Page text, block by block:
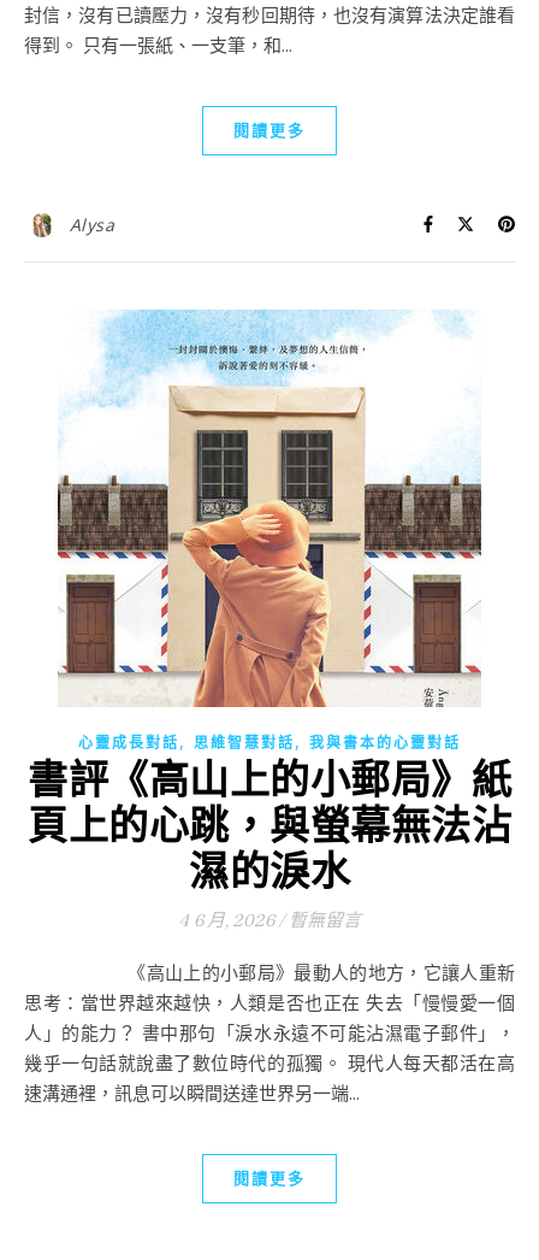
封信，沒有已讀壓力，沒有秒回期待，也沒有演算法決定誰看
得到。 只有一張紙、一支筆，和...
閱讀更多
Alysa
心靈成長對話, 思維智慧對話, 我與書本的心靈對話
書評《高山上的小郵局》紙
頁上的心跳，與螢幕無法沾
濕的淚水
4 6 月, 2026 / 暫無留言
《高山上的小郵局》最動人的地方，它讓人重新
思考：當世界越來越快，人類是否也正在 失去「慢慢愛一個
人」的能力？ 書中那句「淚水永遠不可能沾濕電子郵件」，
幾乎一句話就說盡了數位時代的孤獨。 現代人每天都活在高
速溝通裡，訊息可以瞬間送達世界另一端...
閱讀更多